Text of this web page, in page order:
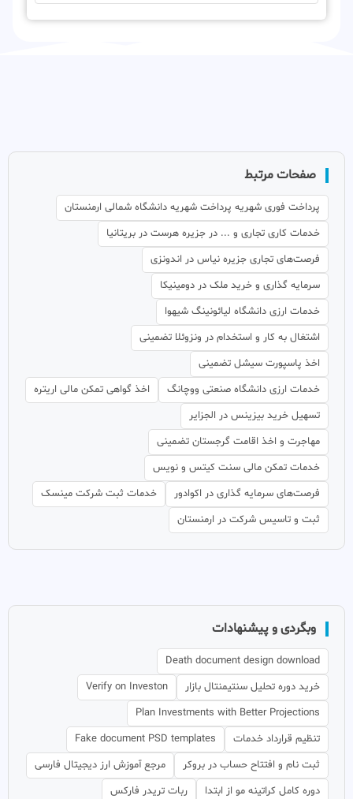
صفحات مرتبط
پرداخت فوری شهریه پرداخت شهریه دانشگاه شمالی ارمنستان
خدمات کاری تجاری و ... در جزیره هرست در بریتانیا
فرصت‌های تجاری جزیره نیاس در اندونزی
سرمایه گذاری و خرید ملک در دومینیکا
خدمات ارزی دانشگاه لیائونینگ شیهوا
اشتغال به کار و استخدام در ونزوئلا تضمینی
اخذ پاسپورت سیشل تضمینی
خدمات ارزی دانشگاه صنعتی ووچانگ
اخذ گواهی تمکن مالی اریتره
تسهیل خرید بیزینس در الجزایر
مهاجرت و اخذ اقامت گرجستان تضمینی
خدمات تمکن مالی سنت کیتس و نویس
فرصت‌های سرمایه گذاری در اکوادور
خدمات ثبت شرکت مینسک
ثبت و تاسیس شرکت در ارمنستان
وبگردی و پیشنهادات
Death document design download
خرید دوره تحلیل سنتیمنتال بازار
Verify on Investon
Plan Investments with Better Projections
تنظیم قرارداد خدمات
Fake document PSD templates
ثبت نام و افتتاح حساب در بروکر
مرجع آموزش ارز دیجیتال فارسی
دوره کامل کراتینه مو از ابتدا
ربات تریدر فارکس